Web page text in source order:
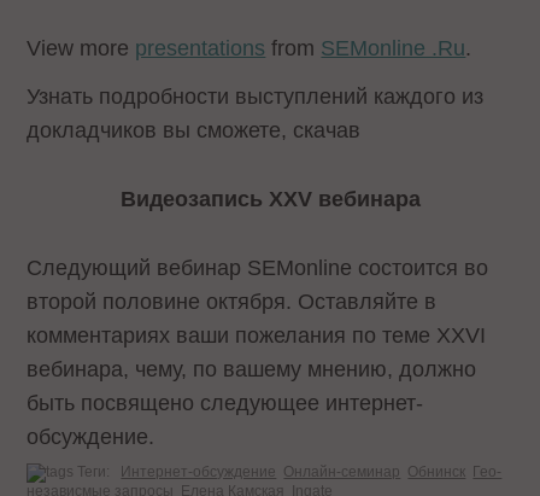
View more presentations from SEMonline .Ru.
Узнать подробности выступлений каждого из
докладчиков вы сможете, скачав
Видеозапись XXV вебинара
Следующий вебинар SEMonline состоится во
второй половине октября. Оставляйте в
комментариях ваши пожелания по теме XXVI
вебинара, чему, по вашему мнению, должно
быть посвящено следующее интернет-
обсуждение.
Теги: Интернет-обсуждение Онлайн-семинар Обнинск Гео-
независмые запросы
Елена Камская Ingate